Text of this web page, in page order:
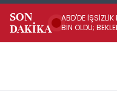
SON
DAKİKA
ABD'DE
BİN OLDU;